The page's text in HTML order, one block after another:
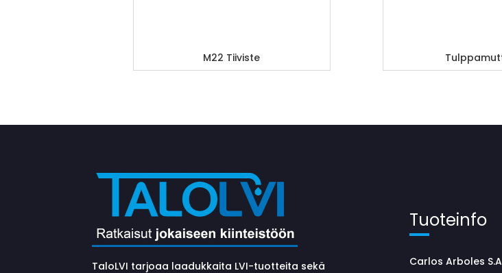
M22 Tiiviste
TaloLVI tarjoaa laadukkaita LVI-tuotteita sekä
Tuoteinfo
Carlos Arboles